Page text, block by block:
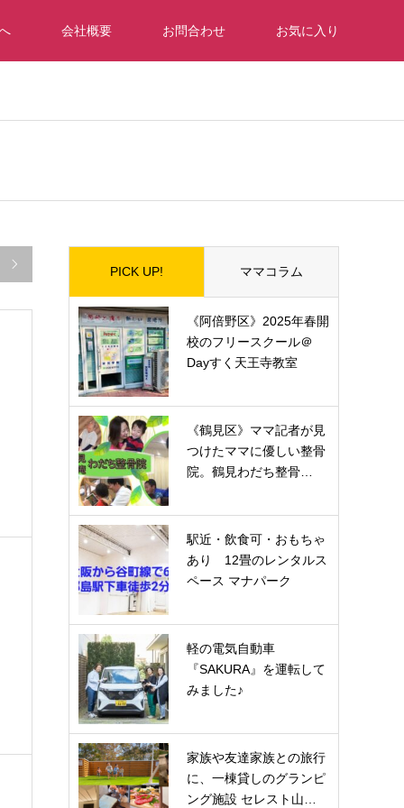
会社概要 お問合わせ お気に入り
 PICK UP! ママコラム
《阿倍野区》2025年春開
校のフリースクール＠
Dayすく天王寺教室
《鶴見区》ママ記者が見
つけたママに優しい整骨
院。鶴見わだち整骨…
駅近・飲食可・おもちゃ
あり 12畳のレンタルス
ペース マナパーク
軽の電気自動車
『SAKURA』を運転して
みました♪
家族や友達家族との旅行
に、一棟貸しのグランピ
ング施設 セレスト山…